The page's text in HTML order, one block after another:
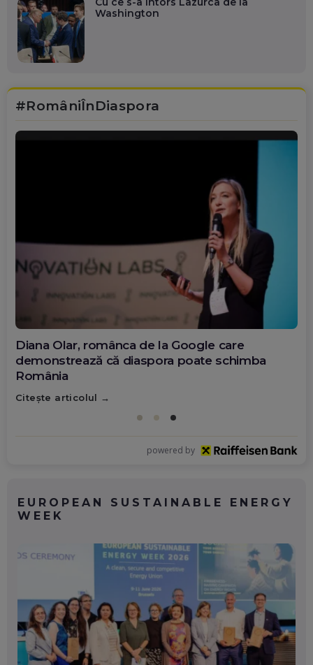
Washington
#RomâniÎnDiaspora
Diana Olar, românca de la Google care
demonstrează că diaspora poate schimba
România
Citește articolul
powered by
EUROPEAN SUSTAINABLE ENERGY
WEEK